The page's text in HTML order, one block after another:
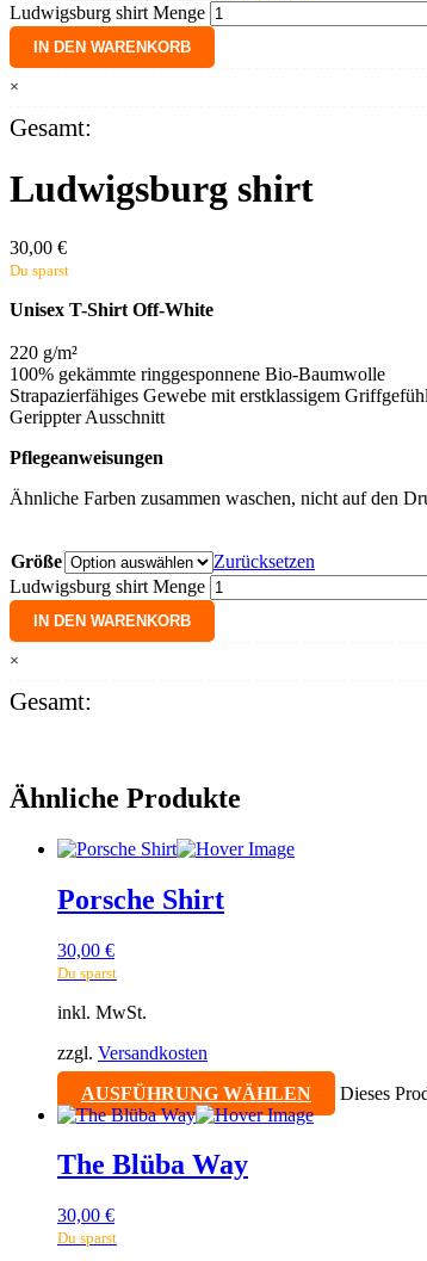
Ludwigsburg shirt Menge
IN DEN WARENKORB
×
Gesamt:
Ludwigsburg shirt
30,00 €
Du sparst
Unisex T-Shirt Off-White
220 g/m²
100% gekämmte ringgesponnene Bio-Baumwolle
Strapazierfähiges Gewebe mit erstklassigem Griffgefühl
Gerippter Ausschnitt
Pflegeanweisungen
Ähnliche Farben zusammen waschen, nicht auf den
Größe
Zurücksetzen
Ludwigsburg shirt Menge
IN DEN WARENKORB
×
Gesamt:
Ähnliche Produkte
Porsche Shirt
30,00 €
Du sparst
inkl. MwSt.
zzgl. Versandkosten
AUSFÜHRUNG WÄHLEN
Dieses
The Blüba Way
30,00 €
Du sparst